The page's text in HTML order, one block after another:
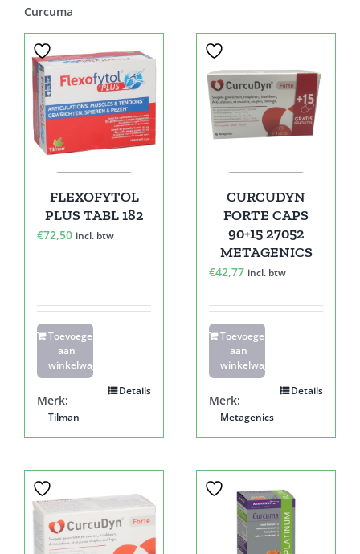
Curcuma
FLEXOFYTOL
PLUS TABL 182
€72,50 incl. btw
Toevoegen
aan
winkelwagen
Details
Merk:
Tilman
CURCUDYN
FORTE CAPS
90+15 27052
METAGENICS
€42,77 incl. btw
Toevoegen
aan
winkelwagen
Details
Merk:
Metagenics